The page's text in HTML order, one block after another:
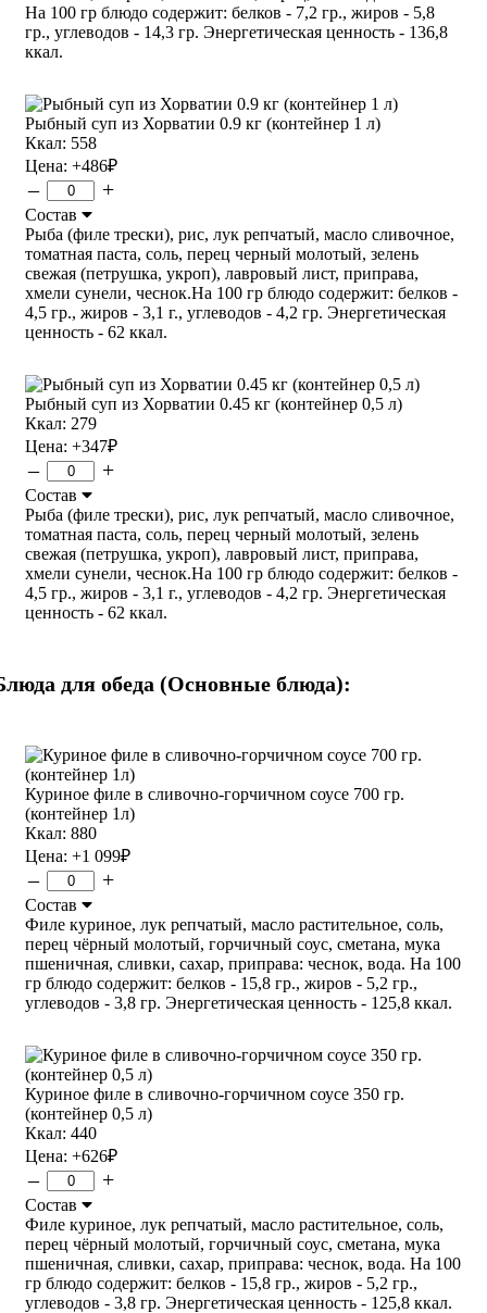
На 100 гр блюдо содержит: белков - 7,2 гр., жиров - 5,8
гр., углеводов - 14,3 гр. Энергетическая ценность - 136,8
ккал.
Рыбный суп из Хорватии 0.9 кг (контейнер 1 л)
Ккал: 558
Цена: +486₽
– +
Состав
Рыба (филе трески), рис, лук репчатый, масло сливочное,
томатная паста, соль, перец черный молотый, зелень
свежая (петрушка, укроп), лавровый лист, приправа,
хмели сунели, чеснок.На 100 гр блюдо содержит: белков -
4,5 гр., жиров - 3,1 г., углеводов - 4,2 гр. Энергетическая
ценность - 62 ккал.
Рыбный суп из Хорватии 0.45 кг (контейнер 0,5 л)
Ккал: 279
Цена: +347₽
– +
Состав
Рыба (филе трески), рис, лук репчатый, масло сливочное,
томатная паста, соль, перец черный молотый, зелень
свежая (петрушка, укроп), лавровый лист, приправа,
хмели сунели, чеснок.На 100 гр блюдо содержит: белков -
4,5 гр., жиров - 3,1 г., углеводов - 4,2 гр. Энергетическая
ценность - 62 ккал.
для обеда (Основные блюда):
Куриное филе в сливочно-горчичном соусе 700 гр.
(контейнер 1л)
Ккал: 880
Цена: +1 099₽
– +
Состав
Филе куриное, лук репчатый, масло растительное, соль,
перец чёрный молотый, горчичный соус, сметана, мука
пшеничная, сливки, сахар, приправа: чеснок, вода. На 100
гр блюдо содержит: белков - 15,8 гр., жиров - 5,2 гр.,
углеводов - 3,8 гр. Энергетическая ценность - 125,8 ккал.
Куриное филе в сливочно-горчичном соусе 350 гр.
(контейнер 0,5 л)
Ккал: 440
Цена: +626₽
– +
Состав
Филе куриное, лук репчатый, масло растительное, соль,
перец чёрный молотый, горчичный соус, сметана, мука
пшеничная, сливки, сахар, приправа: чеснок, вода. На 100
гр блюдо содержит: белков - 15,8 гр., жиров - 5,2 гр.,
углеводов - 3,8 гр. Энергетическая ценность - 125,8 ккал.